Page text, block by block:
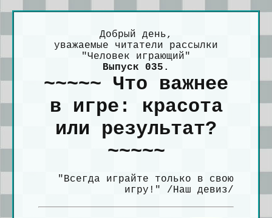
Добрый день,
уважаемые читатели рассылки
"Человек играющий"
Выпуск 035.
~~~~~ Что важнее
в игре: красота
или результат?
~~~~~
"Всегда играйте только в свою
игру!" /Наш девиз/